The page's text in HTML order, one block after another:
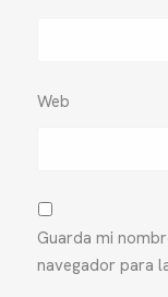
Web
Guarda mi
navegador para